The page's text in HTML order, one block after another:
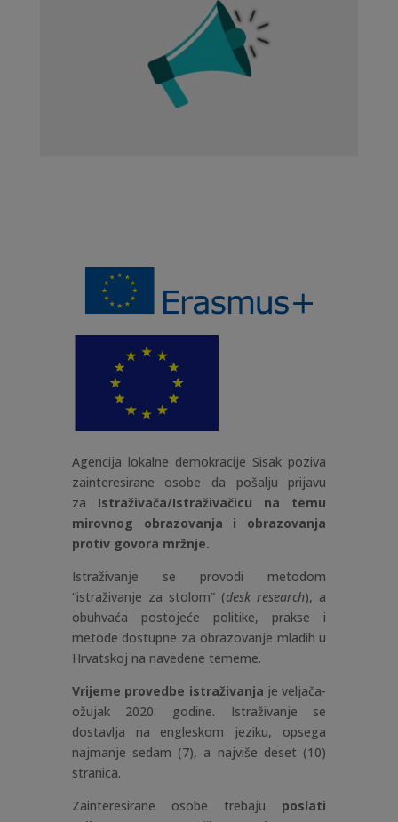
Agencija lokalne demokracije Sisak poziva
zainteresirane osobe da pošalju prijavu
za
Istraživača/Istraživačicu na temu
mirovnog obrazovanja i obrazovanja
protiv govora mržnje.
Istraživanje se provodi metodom
“istraživanje za stolom” (desk research), a
obuhvaća postojeće politike, prakse i
metode dostupne za obrazovanje mladih u
Hrvatskoj na navedene tememe.
Vrijeme provedbe istraživanja je veljača-
ožujak 2020. godine. Istraživanje se
dostavlja na engleskom jeziku, opsega
najmanje sedam (7), a najviše deset (10)
stranica.
Zainteresirane osobe trebaju
poslati